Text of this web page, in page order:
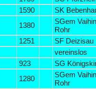
1590
SK
1380
SGem
Rohr
1251
SF Deizisau
vereinslos
923
SG
1280
SGem
Rohr